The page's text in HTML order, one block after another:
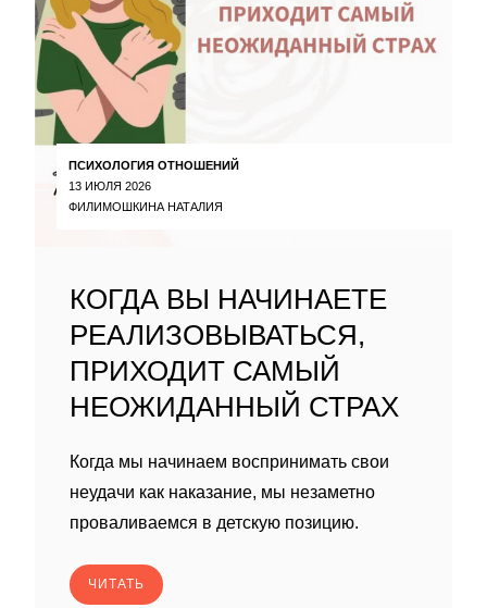
ПСИХОЛОГИЯ ОТНОШЕНИЙ
13 ИЮЛЯ 2026
ФИЛИМОШКИНА НАТАЛИЯ
КОГДА ВЫ НАЧИНАЕТЕ
РЕАЛИЗОВЫВАТЬСЯ,
ПРИХОДИТ САМЫЙ
НЕОЖИДАННЫЙ СТРАХ
Когда мы начинаем воспринимать свои
неудачи как наказание, мы незаметно
проваливаемся в детскую позицию.
ЧИТАТЬ